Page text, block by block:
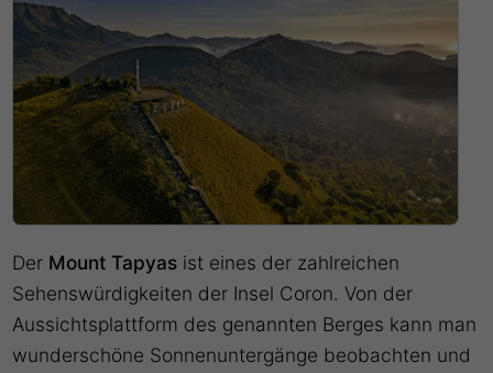
Der Mount Tapyas ist eines der zahlreichen
Sehenswürdigkeiten der Insel Coron. Von der
Aussichtsplattform des genannten Berges kann man
wunderschöne Sonnenuntergänge beobachten und